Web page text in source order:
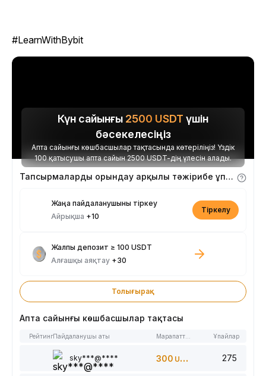
#LearnWithBybit
Күн сайынғы 2500 USDT үшін
бәсекелесіңіз
Апта сайынғы көшбасшылар тақтасында көтеріліңіз! Үздік
100 қатысушы апта сайын 2500 USDT-дің үлесін алады.
Тапсырмаларды орындау арқылы тәжірибе ұпайларын алыңыз
Жаңа пайдаланушыны тіркеу
Айрықша +10
Тіркелу
Жалпы депозит ≥ 100 USDT
Алғашқы аяқтау +30
Толығырақ
Апта сайынғы көшбасшылар тақтасы
РейтингПайдаланушы аты Марапаттар Ұпайлар
sky***@**** 300 USDT 275